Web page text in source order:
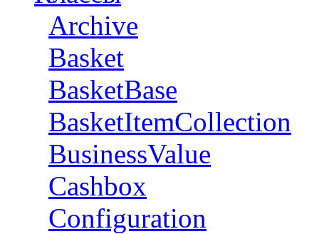
Archive
Basket
BasketBase
BasketItemCollection
BusinessValue
Cashbox
Configuration